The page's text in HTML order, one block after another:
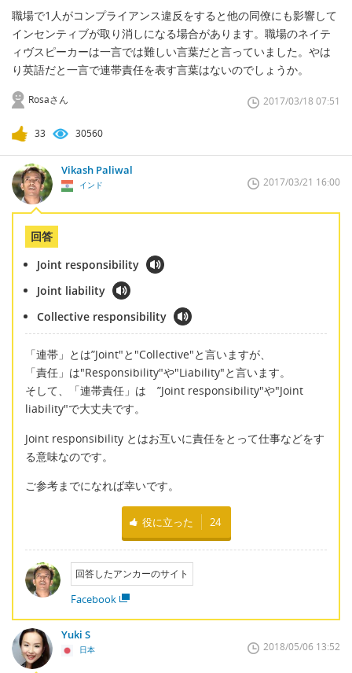
職場で1人がコンプライアンス違反をすると他の同僚にも影響して
インセンティブが取り消しになる場合があります。職場のネイテ
ィヴスピーカーは一言では難しい言葉だと言っていました。やは
り英語だと一言で連帯責任を表す言葉はないのでしょうか。
Rosaさん 2017/03/18 07:51
33 30560
Vikash Paliwal
インド 2017/03/21 16:00
回答
Joint responsibility
Joint liability
Collective responsibility
「連帯」とは”Joint"と"Collective"と言いますが、
「責任」は"Responsibility"や"Liability"と言います。
そして、「連帯責任」は ”Joint responsibility"や"Joint
liability"で大丈夫です。
Joint responsibility とはお互いに責任をとって仕事などをす
る意味なのです。
ご参考までになれば幸いです。
役に立った 24
回答したアンカーのサイト
Facebook
Yuki S
日本 2018/05/06 13:52